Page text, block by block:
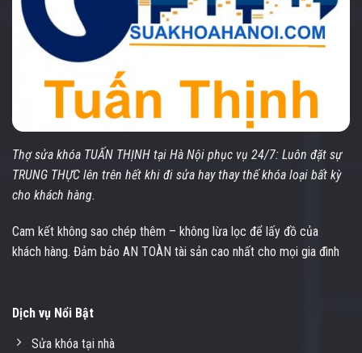
Thợ sửa khóa TUẤN THỊNH tại Hà Nội phục vụ 24/7: Luôn đặt sự
TRUNG THỰC lên trên hết khi đi sửa hay thay thế khóa loại bất kỳ
cho khách hàng.
Cam kết không sao chép thêm – không lừa lọc để lấy đồ của
khách hàng. Đảm bảo AN TOÀN tài sản cao nhất cho mọi gia đình
Dịch vụ Nổi Bật
Sửa khóa tại nhà